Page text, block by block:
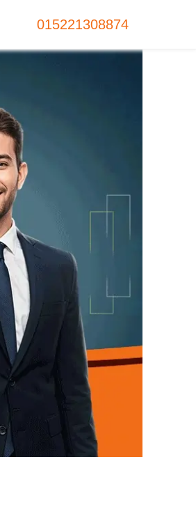
015221308874